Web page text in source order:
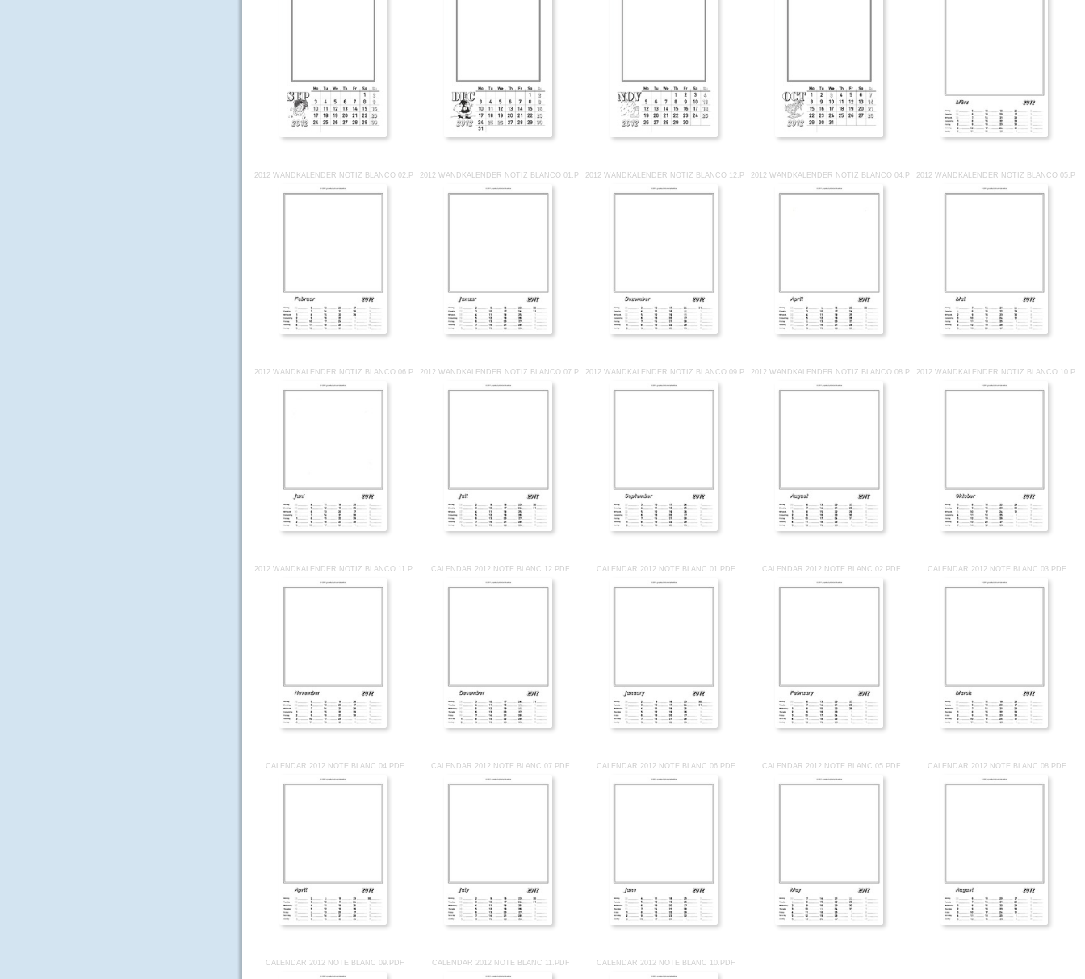
2012 WANDKALENDER NOTIZ BLANCO 02.PDF2012 WANDKALENDER NOTIZ BLANCO 01.PDF2012 WANDKALENDER NOTIZ BLANCO 12.PDF2012 WANDKALENDER NOTIZ BLANCO 04.PDF2012 WANDKALENDER NOTIZ BLANCO 05.PDF
2012 WANDKALENDER NOTIZ BLANCO 06.PDF2012 WANDKALENDER NOTIZ BLANCO 07.PDF2012 WANDKALENDER NOTIZ BLANCO 09.PDF2012 WANDKALENDER NOTIZ BLANCO 08.PDF2012 WANDKALENDER NOTIZ BLANCO 10.PDF
2012 WANDKALENDER NOTIZ BLANCO 11.PDF CALENDAR 2012 NOTE BLANC 12.PDF CALENDAR 2012 NOTE BLANC 01.PDF CALENDAR 2012 NOTE BLANC 02.PDF CALENDAR 2012 NOTE BLANC 03.PDF
CALENDAR 2012 NOTE BLANC 04.PDF CALENDAR 2012 NOTE BLANC 07.PDF CALENDAR 2012 NOTE BLANC 06.PDF CALENDAR 2012 NOTE BLANC 05.PDF CALENDAR 2012 NOTE BLANC 08.PDF
CALENDAR 2012 NOTE BLANC 09.PDF CALENDAR 2012 NOTE BLANC 11.PDF CALENDAR 2012 NOTE BLANC 10.PDF